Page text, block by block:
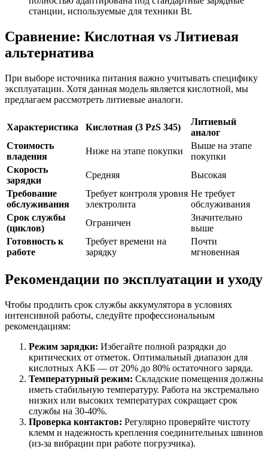
станции, используемые для техники Bt.
Сравнение: Кислотная vs Литиевая
альтернатива
При выборе источника питания важно учитывать специфику
эксплуатации. Хотя данная модель является кислотной, мы
предлагаем рассмотреть литиевые аналоги.
Характеристика Кислотная (3 PzS 345)
Литиевый
аналог
Стоимость
владения
Ниже на этапе покупки
Выше на этапе
покупки
Скорость
зарядки
Средняя
Высокая
Требование
обслуживания
Требует контроля уровня
электролита
Не требует
обслуживания
Срок службы
(циклов)
Ограничен
Значительно
выше
Готовность к
работе
Требует времени на
зарядку
Почти
мгновенная
Рекомендации по эксплуатации и уходу
Чтобы продлить срок службы аккумулятора в условиях
интенсивной работы, следуйте профессиональным
рекомендациям:
Режим зарядки: Избегайте полной разрядки до
критических от отметок. Оптимальный диапазон для
кислотных АКБ — от 20% до 80% остаточного заряда.
Температурный режим: Складские помещения должны
иметь стабильную температуру. Работа на экстремально
низких или высоких температурах сокращает срок
службы на 30-40%.
Проверка контактов: Регулярно проверяйте чистоту
клемм и надежность крепления соединительных швинов
(из-за вибрации при работе погрузчика).